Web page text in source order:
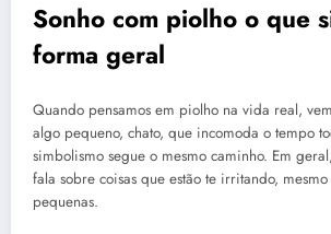
Sonho com piolho o que
forma geral
Quando pensamos em piolho na vida real,
algo pequeno, chato, que incomoda o tempo
simbolismo segue o mesmo caminho. Em
fala sobre coisas que estão te irritando,
pequenas.